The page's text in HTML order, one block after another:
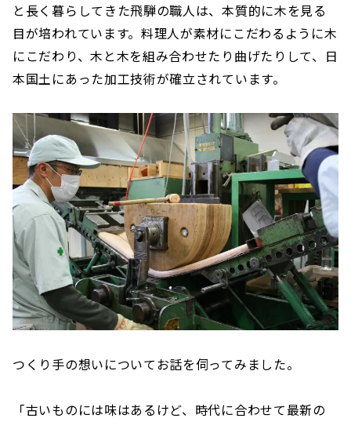
と長く暮らしてきた飛騨の職人は、本質的に木を見る
目が培われています。料理人が素材にこだわるように木
にこだわり、木と木を組み合わせたり曲げたりして、日
本国土にあった加工技術が確立されています。
つくり手の想いについてお話を伺ってみました。
「古いものには味はあるけど、時代に合わせて最新の